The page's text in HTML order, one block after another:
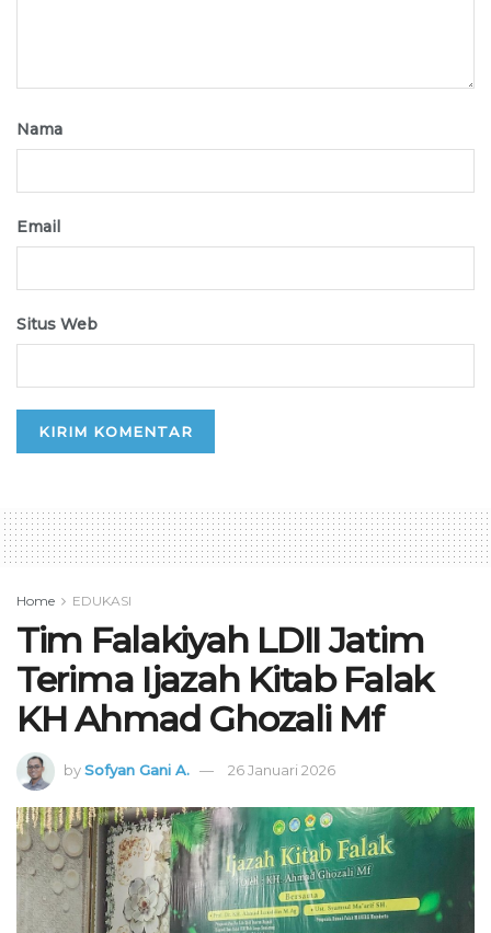
Nama
Email
Situs Web
Home EDUKASI
Tim Falakiyah LDII Jatim
Terima Ijazah Kitab Falak
KH Ahmad Ghozali Mf
bySofyan Gani A. 26 Januari 2026